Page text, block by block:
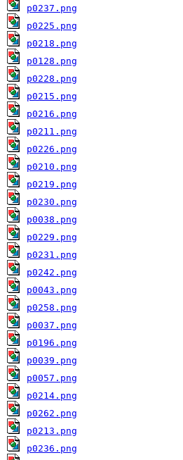
p0237.png
p0225.png
p0218.png
p0128.png
p0228.png
p0215.png
p0216.png
p0211.png
p0226.png
p0210.png
p0219.png
p0230.png
p0038.png
p0229.png
p0231.png
p0242.png
p0043.png
p0258.png
p0037.png
p0196.png
p0039.png
p0057.png
p0214.png
p0262.png
p0213.png
p0236.png